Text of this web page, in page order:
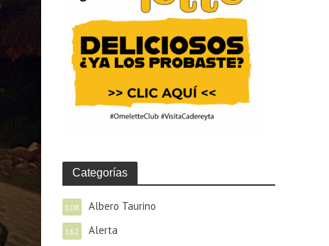
Categorías
Albero Taurino
108
Alerta
162